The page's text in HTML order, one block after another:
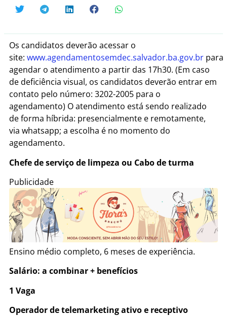
Os candidatos deverão acessar o
site: www.agendamentosemdec.salvador.ba.gov.br para
agendar o atendimento a partir das 17h30. (Em caso
de deficiência visual, os candidatos deverão entrar em
contato pelo número: 3202-2005 para o
agendamento) O atendimento está sendo realizado
de forma híbrida: presencialmente e remotamente,
via whatsapp; a escolha é no momento do
agendamento.
Chefe de serviço de limpeza ou Cabo de turma
Publicidade
Ensino médio completo, 6 meses de experiência.
Salário: a combinar + benefícios
1 Vaga
Operador de telemarketing ativo e receptivo